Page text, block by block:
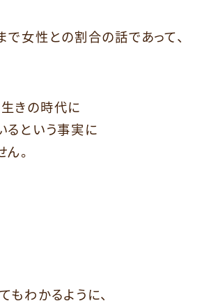
で女性との割合の話であって、
きの時代に
るという事実に
。
もわかるように、